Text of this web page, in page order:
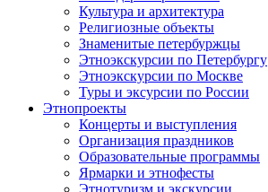
Культура и архитектура
Религиозные объекты
Знаменитые петербуржцы
Этноэкскурсии по Петербургу
Этноэкскурсии по Москве
Туры и эксурсии по России
Этнопроекты
Концерты и выступления
Организация праздников
Образовательные программы
Ярмарки и этнофесты
Этнотуризм и экскурсии